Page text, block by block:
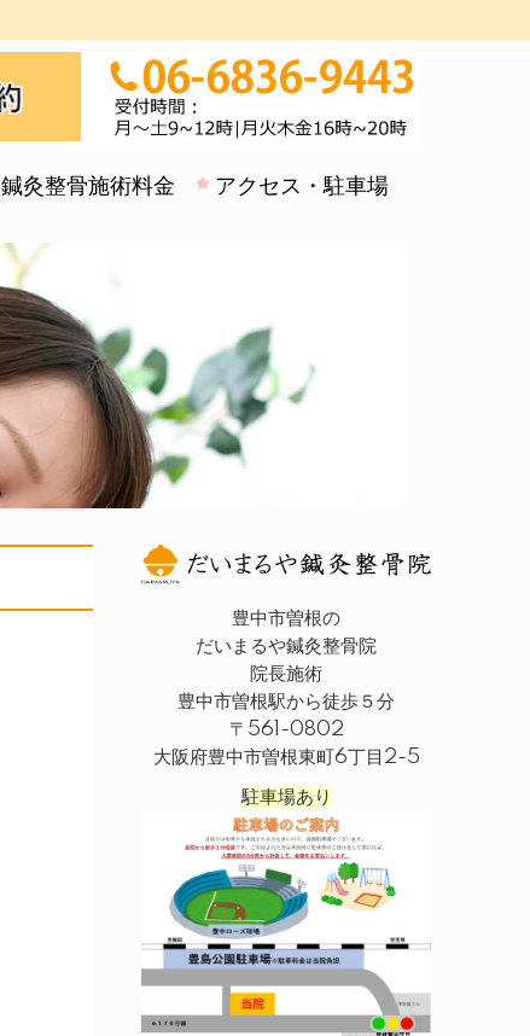
鍼灸整骨施術料金
アクセス・駐車場
豊中市曽根の
だいまるや鍼灸整骨院
院長施術
豊中市曽根駅から徒歩５分
〒561-0802
大阪府豊中市曽根東町6丁目2-5
駐車場あり